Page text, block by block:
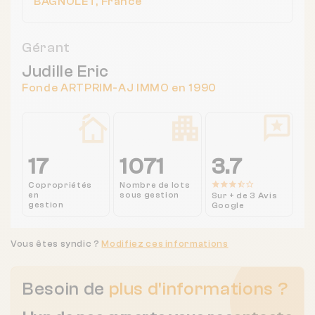
Gérant
Judille Eric
Fonde ARTPRIM-AJ IMMO en 1990
17
Copropriétés
en
gestion
1071
Nombre de lots
sous gestion
3.7
Sur + de 3 Avis
Google
Besoin de plus d'informations ?
Vous êtes syndic ? Modifiez ces informations